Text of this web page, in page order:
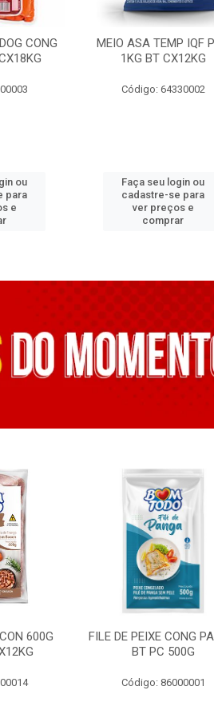
CONG
ou
para
e
MEIO ASA TEMP IQF
1KG BT CX12KG
Código: 64330002
Faça seu login ou
cadastre-se para
ver preços e
comprar
600G
FILE DE PEIXE CONG
BT PC 500G
Código: 86000001